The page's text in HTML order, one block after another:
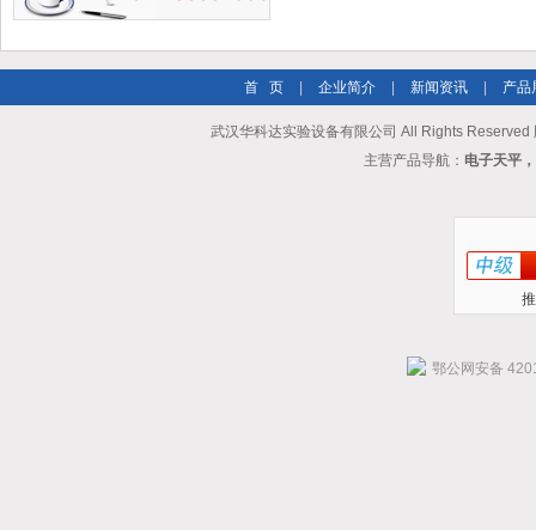
首 页 企业简介 新闻资讯 产品
武汉华科达实验设备有限公司 All Rights Reserved
主营产品导航： 电子天平
鄂公网安备